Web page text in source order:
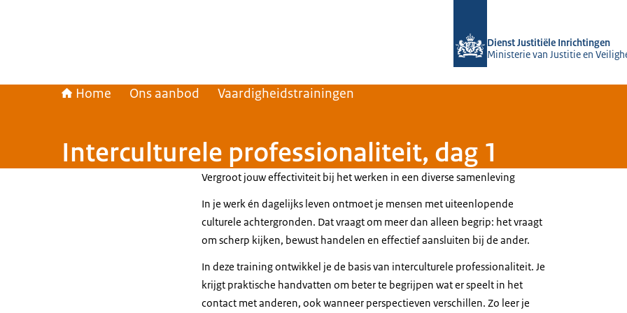
Dienst Justitiële Inrichtingen
Ministerie van Justitie en
Home Ons aanbod Vaardigheidstrainingen
Interculturele professionaliteit, dag 1
Vergroot jouw effectiviteit bij het werken in een diverse samenleving
In je werk én dagelijks leven ontmoet je mensen met uiteenlopende
culturele achtergronden. Dat vraagt om meer dan alleen begrip: het vraagt
om scherp kijken, bewust handelen en effectief aansluiten bij de ander.
In deze training ontwikkel je de basis van interculturele professionaliteit. Je
krijgt praktische handvatten om beter te begrijpen wat er speelt in het
contact met anderen, ook wanneer perspectieven verschillen. Zo leer je